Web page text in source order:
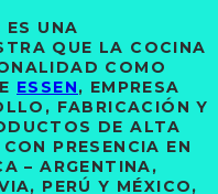
ES UNA
QUE LA COCINA
COMO
ESSEN, EMPRESA
FABRICACIÓN Y
DE ALTA
PRESENCIA EN
– ARGENTINA,
PERÚ Y MÉXICO,